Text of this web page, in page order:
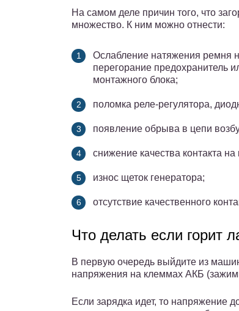
На самом деле причин того, что
множество. К ним можно отнести:
Ослабление натяжения ремня
перегорание предохранитель
монтажного блока;
поломка реле-регулятора,
появление обрыва в цепи
снижение качества контакта
износ щеток генератора;
отсутствие качественного
Что делать если горит
В первую очередь выйдите из
напряжения на клеммах АКБ
Если зарядка идет, то напряжение